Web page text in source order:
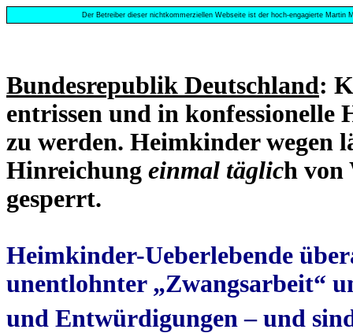
Der Betreiber dieser nichtkommerziellen Webseite ist der hoch-engagierte Martin
Bundesrepublik Deutschland:
entrissen und in konfessionelle
zu werden. Heimkinder wegen
Hinreichung einmal täglich von
gesperrt.
Heimkinder-Ueberlebende
unentlohnter „Zwangsarbeit“
und Entwürdigungen – und